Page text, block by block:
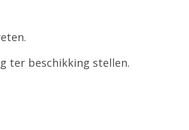
ter beschikking stellen.